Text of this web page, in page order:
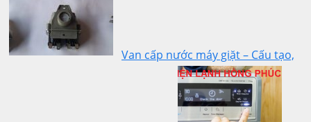
Van cấp nước máy giặt – Cấu tạo,